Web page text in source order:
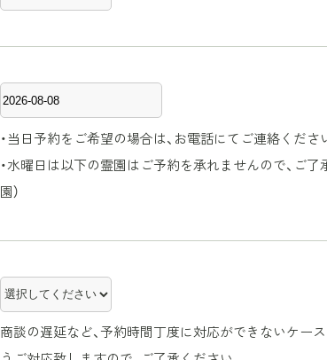
・当日予約をご希望の場合は、お電話にてご連絡くださ
・水曜日は以下の霊園はご予約を承れませんので、ご了
園）
商談の遅延など、予約時間丁度に対応ができないケー